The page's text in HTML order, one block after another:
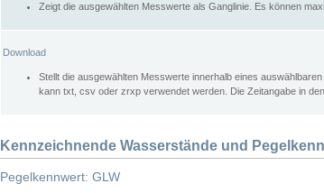
Zeigt die ausgewählten Messwerte als Ganglinie. Es können
Download
Stellt die ausgewählten Messwerte innerhalb eines
kann txt, csv oder zrxp verwendet werden. Die Zeitangabe in
Kennzeichnende Wasserstände und
Pegelkennwert: GLW